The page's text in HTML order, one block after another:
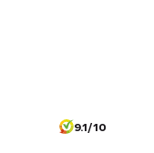
9.1/10